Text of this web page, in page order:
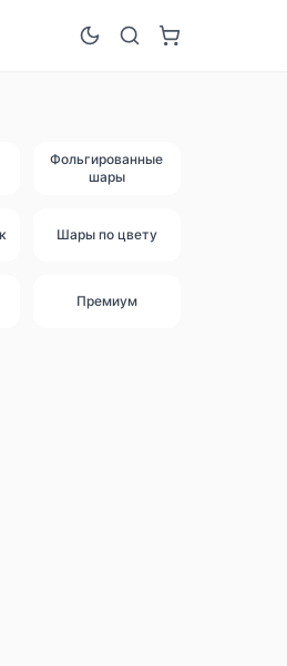
Фольгированные
шары
Шары по цвету
Премиум